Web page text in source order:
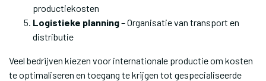
productiekosten
Logistieke planning– Organisatie van transport en
distributie
Veel bedrijven kiezen voor internationale productie om kosten
te optimaliseren en toegang te krijgen tot gespecialiseerde